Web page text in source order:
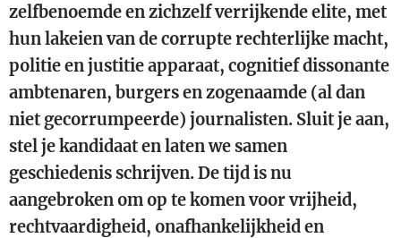
zelfbenoemde en zichzelf verrijkende elite, met
hun lakeien van de corrupte rechterlijke macht,
politie en justitie apparaat, cognitief dissonante
ambtenaren, burgers en zogenaamde (al dan
niet gecorrumpeerde) journalisten. Sluit je aan,
stel je kandidaat en laten we samen
geschiedenis schrijven. De tijd is nu
aangebroken om op te komen voor vrijheid,
rechtvaardigheid, onafhankelijkheid en